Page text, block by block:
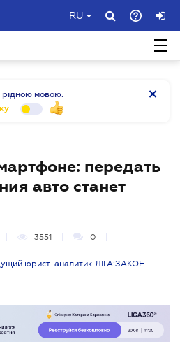
RU
рідною мовою.
передать
авто станет
3551 0
юрист-аналитик ЛІГА:ЗАКОН